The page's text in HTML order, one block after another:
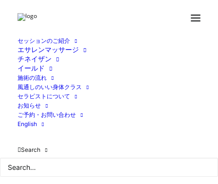
セッションのご紹介
エサレンマッサージ
チネイザン
イールド
施術の流れ
風通しのいい身体クラス
セラピストについて
お知らせ
ご予約・お問い合わせ
English
Search